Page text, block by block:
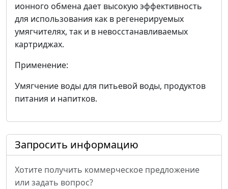
ионного обмена дает высокую эффективность
для использования как в регенерируемых
умягчителях, так и в невосстанавливаемых
картриджах.
Применение:
Умягчение воды для питьевой воды, продуктов
питания и напитков.
Запросить информацию
Хотите получить коммерческое предложение
или задать вопрос?